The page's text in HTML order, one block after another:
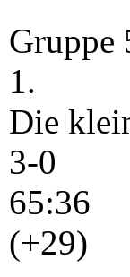
Gruppe
1.
Die
3-0
65:36
(+29)